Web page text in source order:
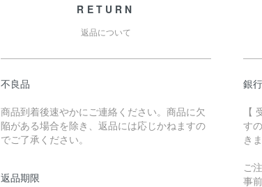
RETURN
返品について
不良品
商品到着後速やかにご連絡ください。商品に欠
陥がある場合を除き、返品には応じかねますの
でご了承ください。
返品期限
銀
【
す
き
ご
事